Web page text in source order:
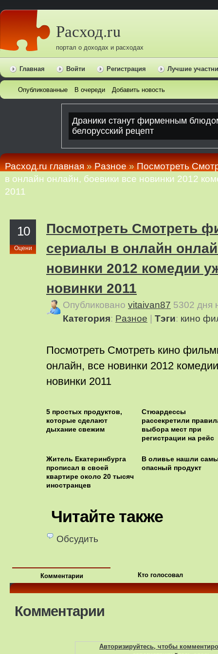
Расход.ru
портал о доходах и расходах
Главная Войти Регистрация Лучшие
Опубликованные В очереди Добавить новость
Расход.ru главная»Pазное»Посмотреть
в онлайн онлайн, боевики все новинки 2012
2011
10
Оцени
Посмотреть Смотреть
сериалы в онлайн
новинки 2012 комедии
новинки 2011
Опубликовано vitaivan87 5302 дня
Категория: Pазное Тэги: кино
Посмотреть Смотреть кино
онлайн, все новинки 2012
новинки 2011
5 простых продуктов,
которые сделают
дыхание свежим
Стюардессы
рассекретили
выбора мест при
регистрации на рейс
Житель Екатеринбурга
прописал в своей
квартире около 20 тысяч
иностранцев
В оливье нашли
опасный продукт
Читайте также
Обсудить
Комментарии Кто голосовал
Комментарии
Авторизируйтесь, чтобы